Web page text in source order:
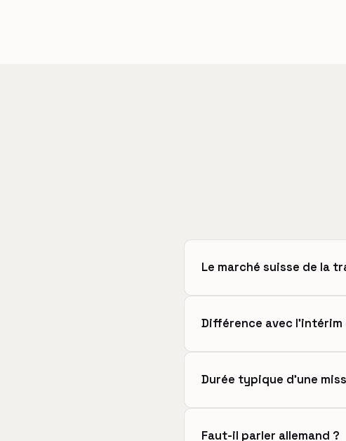
Le marché suisse de la
Différence avec l'intérim
Durée typique d'une
Faut-il parler allemand ?